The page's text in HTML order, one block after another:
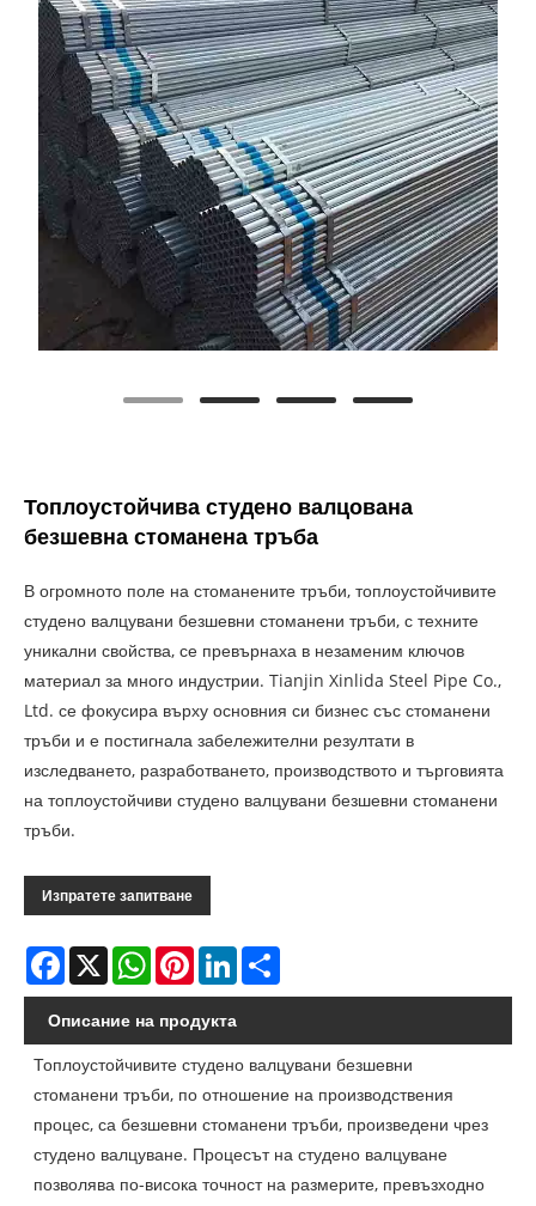
Топлоустойчива студено валцована
безшевна стоманена тръба
В огромното поле на стоманените тръби, топлоустойчивите
студено валцувани безшевни стоманени тръби, с техните
уникални свойства, се превърнаха в незаменим ключов
материал за много индустрии. Tianjin Xinlida Steel Pipe Co.,
Ltd. се фокусира върху основния си бизнес със стоманени
тръби и е постигнала забележителни резултати в
изследването, разработването, производството и търговията
на топлоустойчиви студено валцувани безшевни стоманени
тръби.
Изпратете запитване
Facebook
X WhatsAppPinterestLinkedIn
Описание на продукта
Топлоустойчивите студено валцувани безшевни
стоманени тръби, по отношение на производствения
процес, са безшевни стоманени тръби, произведени чрез
студено валцуване. Процесът на студено валцуване
позволява по-висока точност на размерите, превъзходно